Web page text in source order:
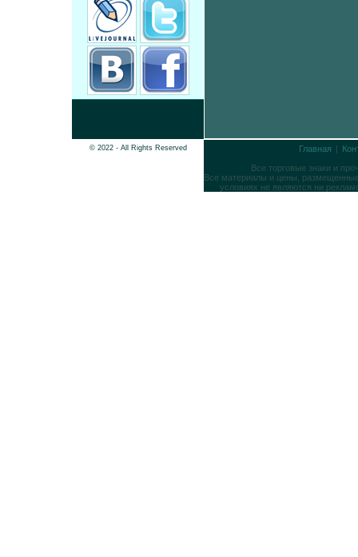
© 2022 - All Rights Reserved Главная |
Все торговые знаки и
Все материалы и цены,
условиях не являются ни